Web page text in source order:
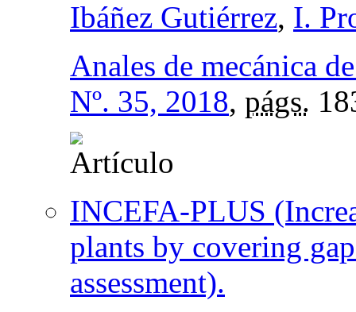
Ibáñez Gutiérrez, I.
Anales de mecánica
Nº. 35, 2018, págs.
INCEFA-PLUS
plants by covering
assessment).